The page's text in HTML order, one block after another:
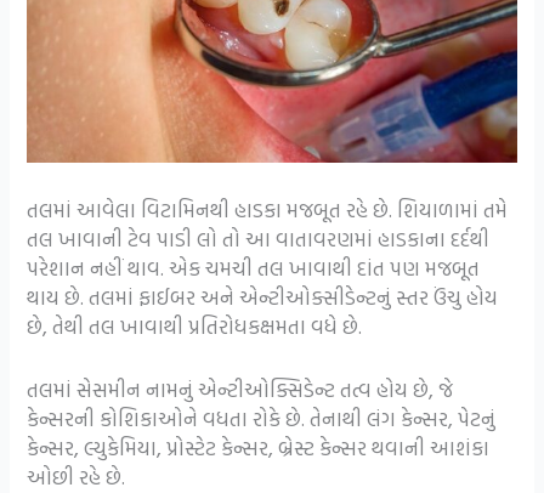
તલમાં આવેલા વિટામિનથી હાડકા મજબૂત રહે છે. શિયાળામાં તમે
તલ ખાવાની ટેવ પાડી લો તો આ વાતાવરણમાં હાડકાના દર્દથી
પરેશાન નહીં થાવ. એક ચમચી તલ ખાવાથી દાંત પણ મજબૂત
થાય છે. તલમાં ફાઈબર અને એન્ટીઓક્સીડેન્ટનું સ્તર ઉંચુ હોય
છે, તેથી તલ ખાવાથી પ્રતિરોધકક્ષમતા વધે છે.
તલમાં સેસમીન નામનું એન્ટીઓક્સિડેન્ટ તત્વ હોય છે, જે
કેન્સરની કોશિકાઓને વધતા રોકે છે. તેનાથી લંગ કેન્સર, પેટનું
કેન્સર, લ્યુકેમિયા, પ્રોસ્ટેટ કેન્સર, બ્રેસ્ટ કેન્સર થવાની આશંકા
ઓછી રહે છે.